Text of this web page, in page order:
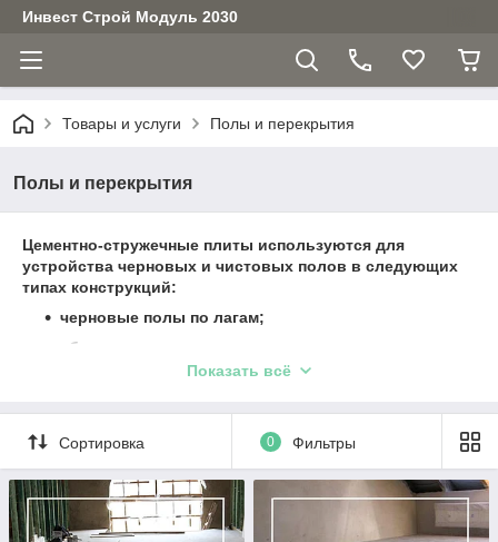
Инвест Строй Модуль 2030
Товары и услуги Полы и перекрытия
Полы и перекрытия
Цементно-стружечные плиты используются для
устройства черновых и чистовых полов в следующих
типах конструкций:
черновые полы по лагам;
сборные стяжки «плавающих полов»;
черновые полы по профлисту, старым
черновые полы по насыпному основанию.
Цементно-стружечные плиты толщиной 12,16, 20, 24 и 36
мм могут выступать в качестве следующих элементов
полов: основание под различные покрытия,
Показать всё
Сортировка 0 Фильтры